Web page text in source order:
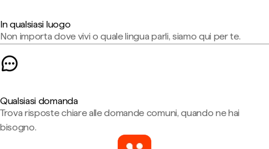
In qualsiasi luogo
Non importa dove vivi o quale lingua parli, siamo qui per te.
Qualsiasi domanda
Trova risposte chiare alle domande comuni, quando ne hai
bisogno.